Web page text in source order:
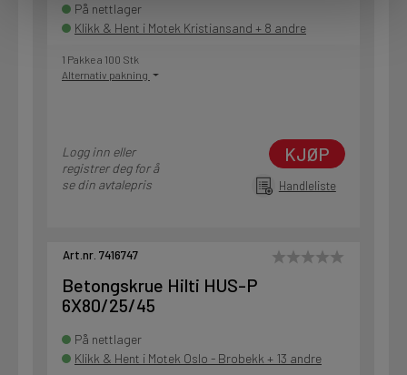
På nettlager
Klikk & Hent i Motek Kristiansand + 8 andre
1 Pakke a 100 Stk
Alternativ pakning
Logg inn eller
registrer deg for å
se din avtalepris
KJØP
Handleliste
Art.nr. 7416747
Betongskrue Hilti HUS-P
6X80/25/45
På nettlager
Klikk & Hent i Motek Oslo - Brobekk + 13 andre